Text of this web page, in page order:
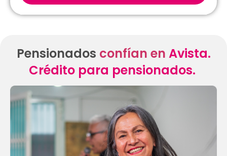
Pensionados confían en Avista.
Crédito para pensionados.